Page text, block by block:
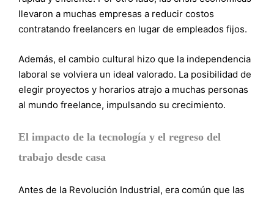
llevaron a muchas empresas a reducir costos
contratando freelancers en lugar de empleados fijos.
Además, el cambio cultural hizo que la independencia
laboral se volviera un ideal valorado. La posibilidad de
elegir proyectos y horarios atrajo a muchas personas
al mundo freelance, impulsando su crecimiento.
El impacto de la tecnología y el regreso del
trabajo desde casa
Antes de la Revolución Industrial, era común que las